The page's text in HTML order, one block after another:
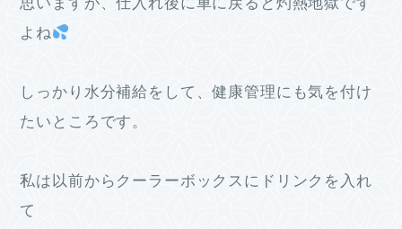
思いますが、仕入れ後に車に戻ると灼熱地獄です
よね
しっかり水分補給をして、健康管理にも気を付け
たいところです。
私は以前からクーラーボックスにドリンクを入れ
て